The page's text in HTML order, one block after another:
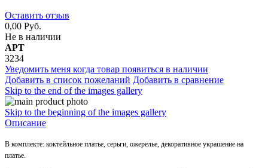
Оставить отзыв
0,00 Руб.
Не в наличии
АРТ
3234
Уведомить меня когда товар появиться в наличии
Добавить в список пожеланий Добавить в сравнение
Skip to the end of the images gallery
Skip to the beginning of the images gallery
Описание
В комплекте: коктейльное платье, серьги, ожерелье, декоративное украшение на
платье.